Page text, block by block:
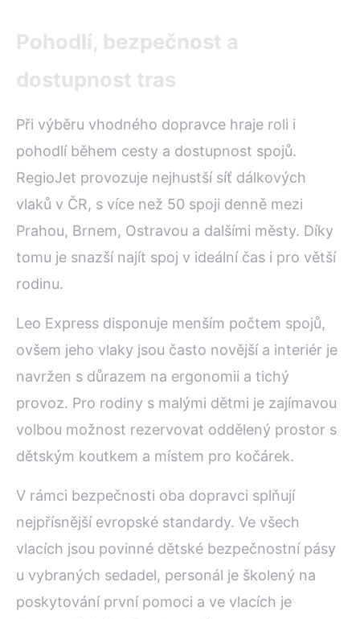
Pohodlí, bezpečnost a
dostupnost tras
Při výběru vhodného dopravce hraje roli i
pohodlí během cesty a dostupnost spojů.
RegioJet provozuje nejhustší síť dálkových
vlaků v ČR, s více než 50 spoji denně mezi
Prahou, Brnem, Ostravou a dalšími městy. Díky
tomu je snazší najít spoj v ideální čas i pro větší
rodinu.
Leo Express disponuje menším počtem spojů,
ovšem jeho vlaky jsou často novější a interiér je
navržen s důrazem na ergonomii a tichý
provoz. Pro rodiny s malými dětmi je zajímavou
volbou možnost rezervovat oddělený prostor s
dětským koutkem a místem pro kočárek.
V rámci bezpečnosti oba dopravci splňují
nejpřísnější evropské standardy. Ve všech
vlacích jsou povinné dětské bezpečnostní pásy
u vybraných sedadel, personál je školený na
poskytování první pomoci a ve vlacích je